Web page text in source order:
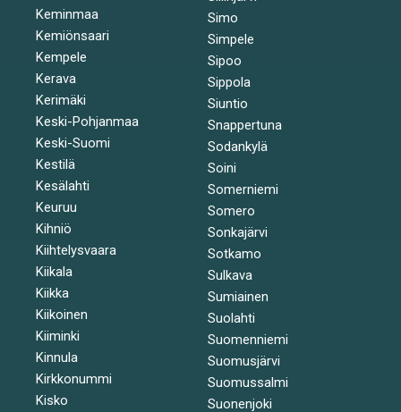
Keminmaa
Kemiönsaari
Kempele
Kerava
Kerimäki
Keski-Pohjanmaa
Keski-Suomi
Kestilä
Kesälahti
Keuruu
Kihniö
Kiihtelysvaara
Kiikala
Kiikka
Kiikoinen
Kiiminki
Kinnula
Kirkkonummi
Kisko
Simo
Simpele
Sipoo
Sippola
Siuntio
Snappertuna
Sodankylä
Soini
Somerniemi
Somero
Sonkajärvi
Sotkamo
Sulkava
Sumiainen
Suolahti
Suomenniemi
Suomusjärvi
Suomussalmi
Suonenjoki